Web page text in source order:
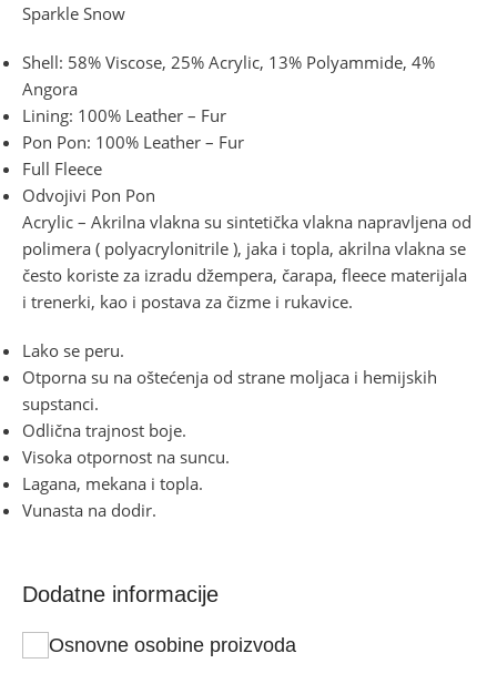
Sparkle Snow
Shell: 58% Viscose, 25% Acrylic, 13% Polyammide, 4%
Angora
Lining: 100% Leather – Fur
Pon Pon: 100% Leather – Fur
Full Fleece
Odvojivi Pon Pon
Acrylic – Akrilna vlakna su sintetička vlakna napravljena od
polimera ( polyacrylonitrile ), jaka i topla, akrilna vlakna se
često koriste za izradu džempera, čarapa, fleece materijala
i trenerki, kao i postava za čizme i rukavice.
Lako se peru.
Otporna su na oštećenja od strane moljaca i hemijskih
supstanci.
Odlična trajnost boje.
Visoka otpornost na suncu.
Lagana, mekana i topla.
Vunasta na dodir.
Dodatne informacije
Osnovne osobine proizvoda